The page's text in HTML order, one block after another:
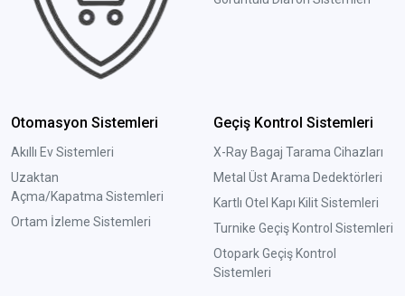
Otomasyon Sistemleri
Akıllı Ev Sistemleri
Uzaktan
Açma/Kapatma Sistemleri
Ortam İzleme Sistemleri
Geçiş Kontrol Sistemleri
X-Ray Bagaj Tarama Cihazları
Metal Üst Arama Dedektörleri
Kartlı Otel Kapı Kilit Sistemleri
Turnike Geçiş Kontrol Sistemleri
Otopark Geçiş Kontrol
Sistemleri